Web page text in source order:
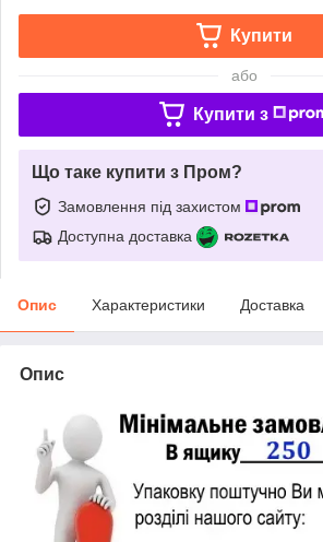
Купити
або
Купити з
Що таке купити з Пром?
Замовлення під захистом
Доступна доставка
Опис Характеристики Доставка
Опис